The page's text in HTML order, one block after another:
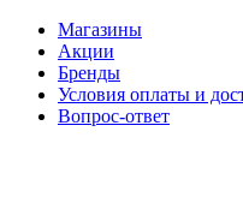
Магазины
Акции
Бренды
Условия оплаты и
Вопрос-ответ